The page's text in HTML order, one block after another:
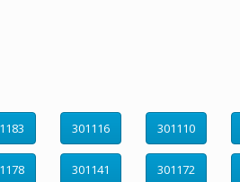
301116 301110
301141 301172